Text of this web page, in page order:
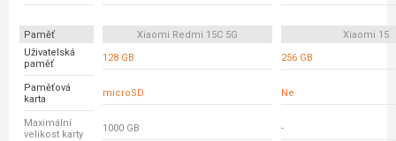
Paměť Xiaomi Redmi 15C 5G
Xiaomi 15
Uživatelská
paměť
128 GB 256 GB
Paměťová
karta
microSD Ne
Maximální
velikost karty
1000 GB -